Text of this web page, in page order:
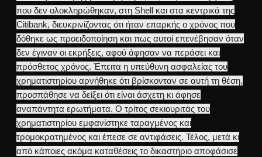
που δεν ολοκληρώθηκαν, στη Shell και στα κεντρικά της
Citibank, διευκρινίζοντας ότι ήταν επαρκής ο χρόνος που
δόθηκε ως προειδοποίηση και πως αυτοί επενέβησαν όταν
δεν έγιναν οι εκρήξεις, αφού άφησαν να περάσει και
πρόσθετος χρόνος. Έπειτα η υπεύθυνη ασφαλείας του
χρηματιστηρίου αρνήθηκε ότι βρίσκονταν σε αυτή τη θέση,
προσπάθησε να δείξει ότι είναι άσχετη κι άφησε
αναπάντητα ερωτήματα. Ο τρίτος σεκιουριτάς του
χρηματιστηρίου εμφανίστηκε ταραγμένος και
τρομοκρατημένος και έπεσε σε αντιφάσεις. Τέλος, μετά κι
από κάποιες ακόμα καταθέσεις το δικαστήριο αποφάσισε